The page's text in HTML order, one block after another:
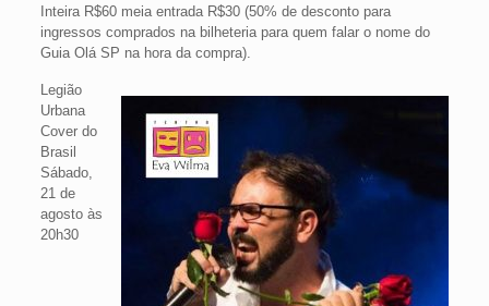
Inteira R$60 meia entrada R$30 (50% de desconto para
ingressos comprados na bilheteria para quem falar o nome do
Guia Olá SP na hora da compra).
Legião
Urbana
Cover do
Brasil
Sábado,
21 de
agosto às
20h30